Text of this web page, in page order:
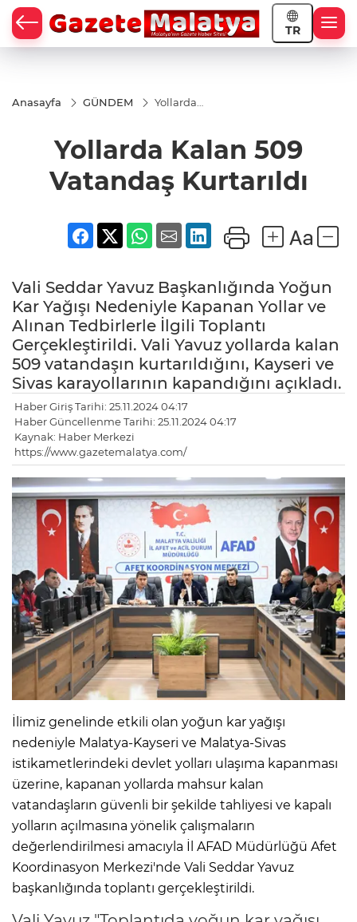
TR
Anasayfa GÜNDEM
Yollarda
Vatandaş
Kurtarıldı
Yollarda Kalan 509
Vatandaş Kurtarıldı
Vali Seddar Yavuz Başkanlığında Yoğun
Kar Yağışı Nedeniyle Kapanan Yollar ve
Alınan Tedbirlerle İlgili Toplantı
Gerçekleştirildi. Vali Yavuz yollarda kalan
509 vatandaşın kurtarıldığını, Kayseri ve
Sivas karayollarının kapandığını açıkladı.
Haber Giriş Tarihi: 25.11.2024 04:17
Haber Güncellenme Tarihi: 25.11.2024 04:17
Kaynak: Haber Merkezi
https://www.gazetemalatya.com/
İlimiz genelinde etkili olan yoğun kar yağışı
nedeniyle Malatya-Kayseri ve Malatya-Sivas
istikametlerindeki devlet yolları ulaşıma kapanması
üzerine, kapanan yollarda mahsur kalan
vatandaşların güvenli bir şekilde tahliyesi ve kapalı
yolların açılmasına yönelik çalışmaların
değerlendirilmesi amacıyla İl AFAD Müdürlüğü Afet
Koordinasyon Merkezi'nde Vali Seddar Yavuz
başkanlığında toplantı gerçekleştirildi.